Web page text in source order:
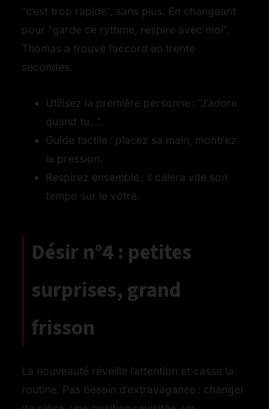
“c’est trop rapide”, sans plus. En changeant
pour “garde ce rythme, respire avec moi”,
Thomas a trouvé l’accord en trente
secondes.
Utilisez la première personne : “J’adore
quand tu…”.
Guide tactile : placez sa main, montrez
la pression.
Respirez ensemble : il calera vite son
tempo sur le vôtre.
Désir n°4 : petites
surprises, grand
frisson
La nouveauté réveille l’attention et casse la
routine. Pas besoin d’extravagance : changer